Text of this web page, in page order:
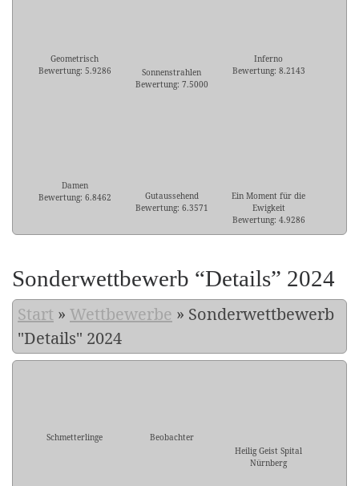
Geometrisch
Bewertung: 5.9286
Sonnenstrahlen
Bewertung: 7.5000
Inferno
Bewertung: 8.2143
Damen
Bewertung: 6.8462
Gutaussehend
Bewertung: 6.3571
Ein Moment für die
Ewigkeit
Bewertung: 4.9286
Sonderwettbewerb “Details” 2024
Start » Wettbewerbe » Sonderwettbewerb
"Details" 2024
Schmetterlinge
Beobachter
Heilig Geist Spital
Nürnberg